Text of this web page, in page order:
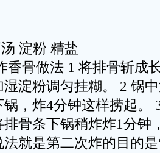
淀粉 精盐
香骨做法 1 将排骨斩成
淀粉调匀挂糊。 2 锅
，炸4分钟这样捞起。
骨条下锅稍炸炸1分钟
就是第二次炸的目的